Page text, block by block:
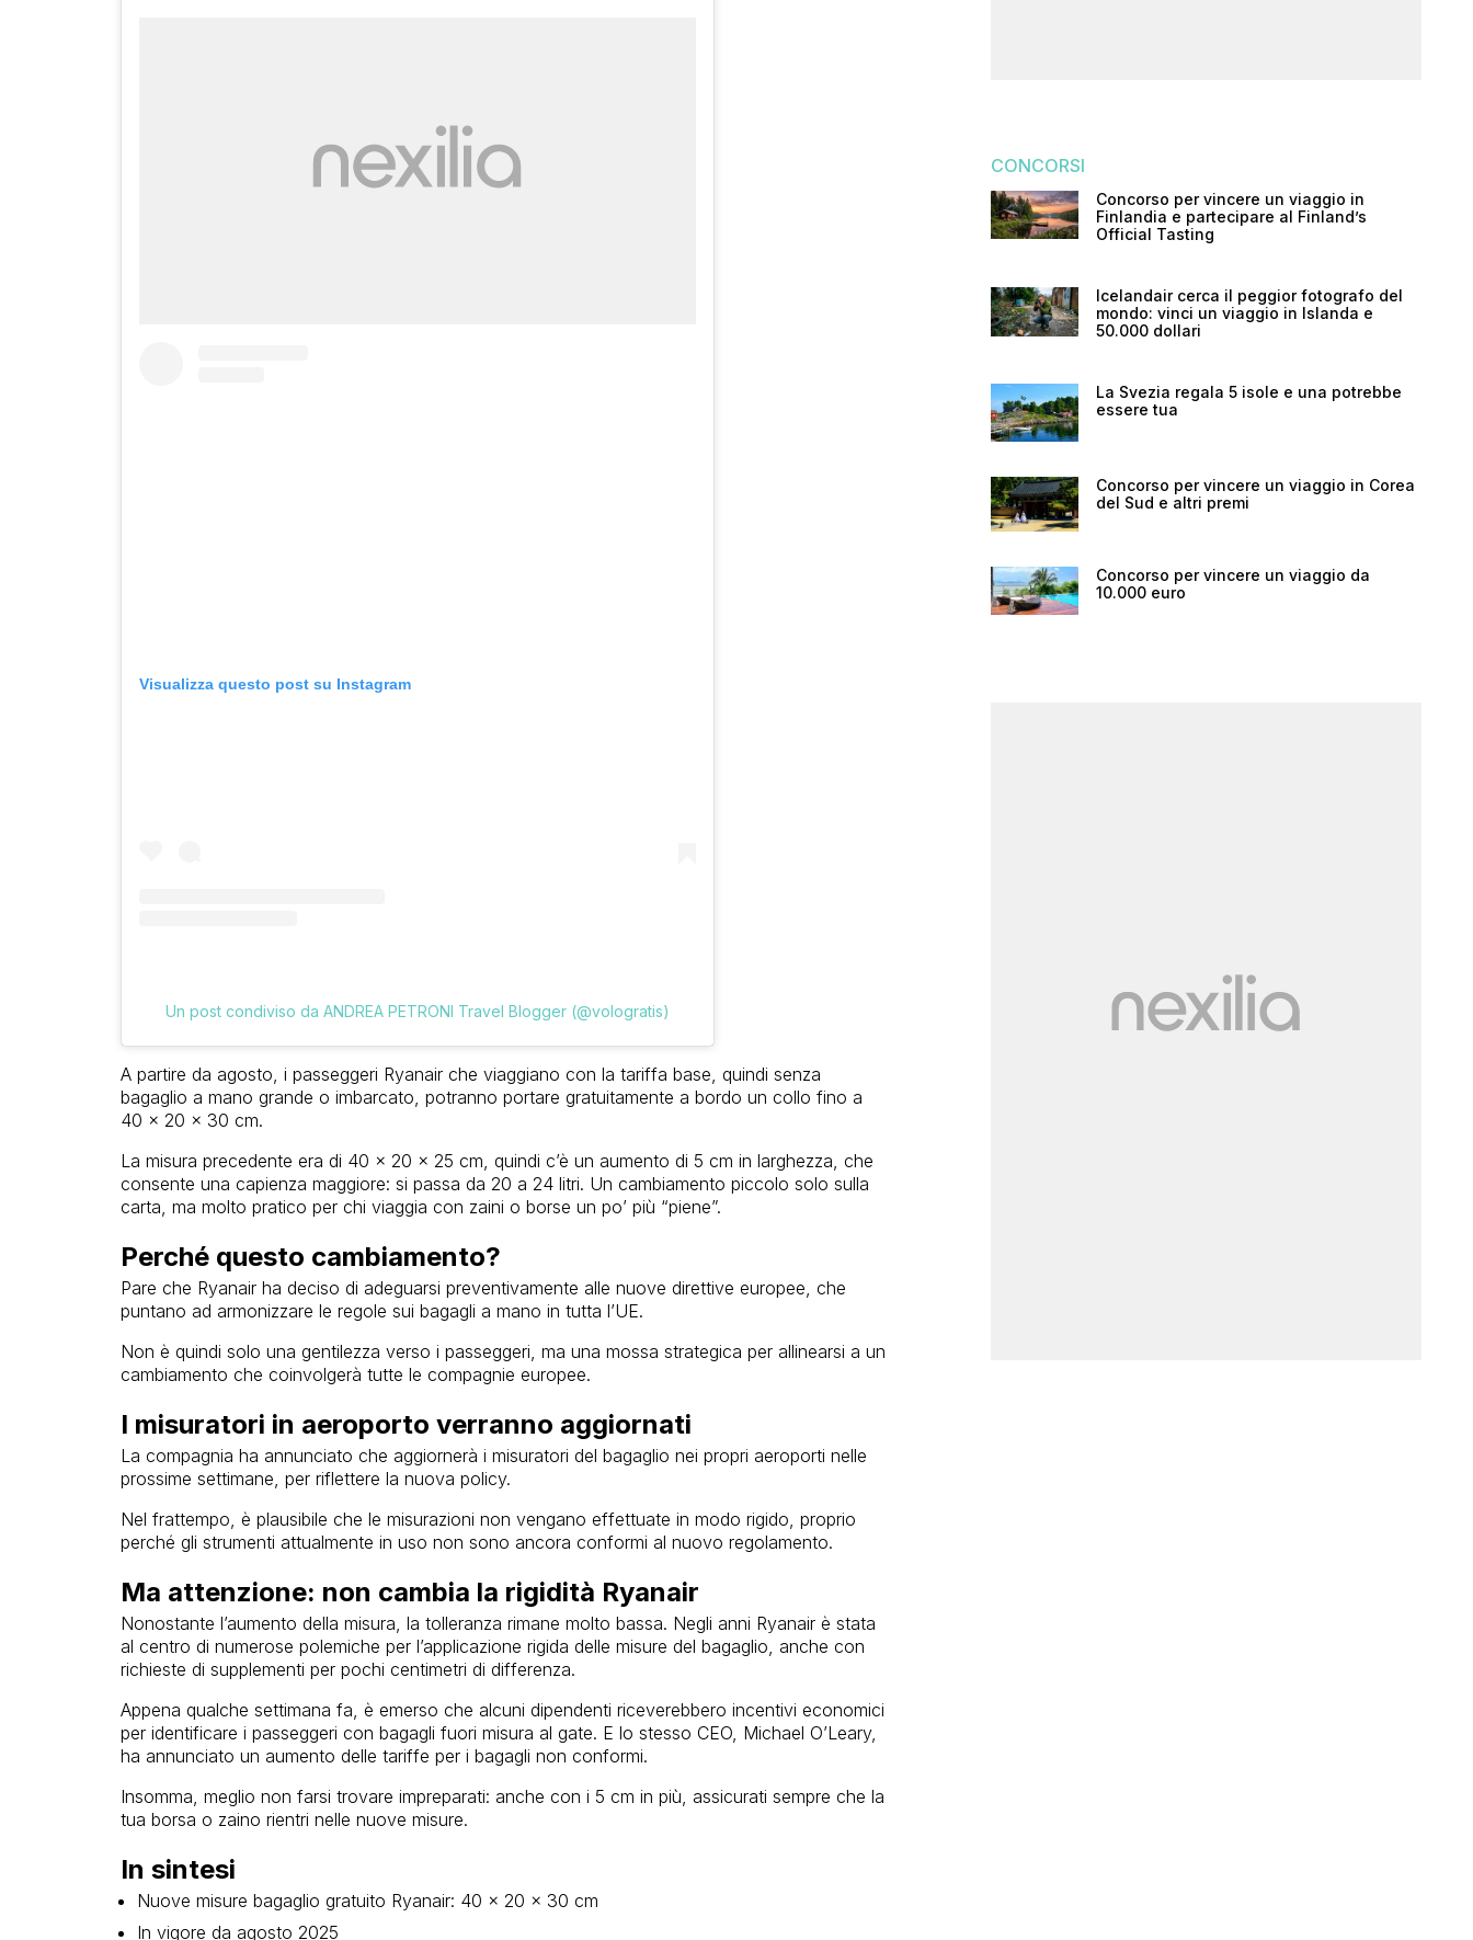
Visualizza questo post su Instagram
Un post condiviso da ANDREA PETRONI Travel Blogger (@vologratis)
A partire da agosto, i passeggeri Ryanair che viaggiano con la tariffa base, quindi senza
bagaglio a mano grande o imbarcato, potranno portare gratuitamente a bordo un collo fino a
40 x 20 x 30 cm.
La misura precedente era di 40 x 20 x 25 cm, quindi c’è un aumento di 5 cm in larghezza, che
consente una capienza maggiore: si passa da 20 a 24 litri. Un cambiamento piccolo solo sulla
carta, ma molto pratico per chi viaggia con zaini o borse un po’ più “piene”.
Perché questo cambiamento?
Pare che Ryanair ha deciso di adeguarsi preventivamente alle nuove direttive europee, che
puntano ad armonizzare le regole sui bagagli a mano in tutta l’UE.
Non è quindi solo una gentilezza verso i passeggeri, ma una mossa strategica per allinearsi a un
cambiamento che coinvolgerà tutte le compagnie europee.
I misuratori in aeroporto verranno aggiornati
La compagnia ha annunciato che aggiornerà i misuratori del bagaglio nei propri aeroporti nelle
prossime settimane, per riflettere la nuova policy.
Nel frattempo, è plausibile che le misurazioni non vengano effettuate in modo rigido, proprio
perché gli strumenti attualmente in uso non sono ancora conformi al nuovo regolamento.
Ma attenzione: non cambia la rigidità Ryanair
Nonostante l’aumento della misura, la tolleranza rimane molto bassa. Negli anni Ryanair è stata
al centro di numerose polemiche per l’applicazione rigida delle misure del bagaglio, anche con
richieste di supplementi per pochi centimetri di differenza.
Appena qualche settimana fa, è emerso che alcuni dipendenti riceverebbero incentivi economici
per identificare i passeggeri con bagagli fuori misura al gate. E lo stesso CEO, Michael O’Leary,
ha annunciato un aumento delle tariffe per i bagagli non conformi.
Insomma, meglio non farsi trovare impreparati: anche con i 5 cm in più, assicurati sempre che la
tua borsa o zaino rientri nelle nuove misure.
In sintesi
Nuove misure bagaglio gratuito Ryanair: 40 x 20 x 30 cm
In vigore da agosto 2025
CONCORSI
Concorso per vincere un viaggio in
Finlandia e partecipare al Finland’s
Official Tasting
Icelandair cerca il peggior fotografo del
mondo: vinci un viaggio in Islanda e
50.000 dollari
La Svezia regala 5 isole e una potrebbe
essere tua
Concorso per vincere un viaggio in Corea
del Sud e altri premi
Concorso per vincere un viaggio da
10.000 euro